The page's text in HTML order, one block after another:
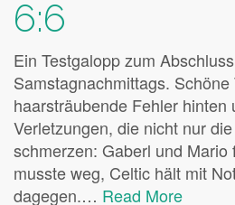
6:6
Ein Testgalopp zum
Samstagnachmittags. Schöne
haarsträubende Fehler hinten
Verletzungen, die nicht nur
schmerzen: Gaberl und Mario
musste weg, Celtic hält mit
dagegen.… Read More